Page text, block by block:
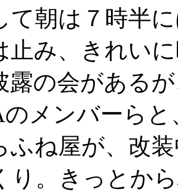
て朝は７時半
止み、きれい
露の会がある
のメンバーら
ふね屋が、改
り。きっとか